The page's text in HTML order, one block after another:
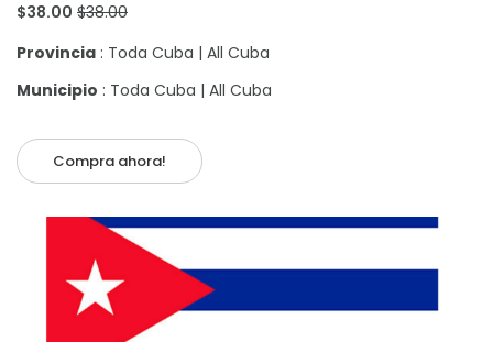
$38.00 $38.00
Provincia : Toda Cuba | All Cuba
Municipio : Toda Cuba | All Cuba
Compra ahora!